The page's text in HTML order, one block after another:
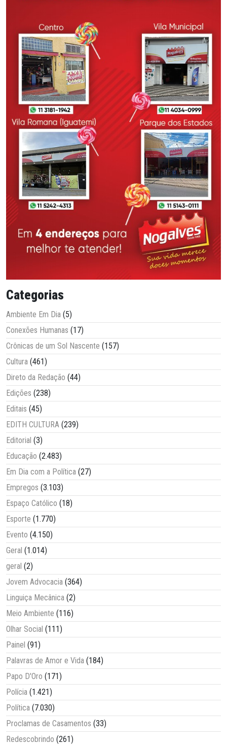
Categorias
Ambiente Em Dia (5)
Conexões Humanas (17)
Crônicas de um Sol Nascente (157)
Cultura (461)
Direto da Redação (44)
Edições (238)
Editais (45)
EDITH CULTURA (239)
Editorial (3)
Educação (2.483)
Em Dia com a Política (27)
Empregos (3.103)
Espaço Católico (18)
Esporte (1.770)
Evento (4.150)
Geral (1.014)
geral (2)
Jovem Advocacia (364)
Linguiça Mecânica (2)
Meio Ambiente (116)
Olhar Social (111)
Painel (91)
Palavras de Amor e Vida (184)
Papo D'Oro (171)
Polícia (1.421)
Política (7.030)
Proclamas de Casamentos (33)
Redescobrindo (261)